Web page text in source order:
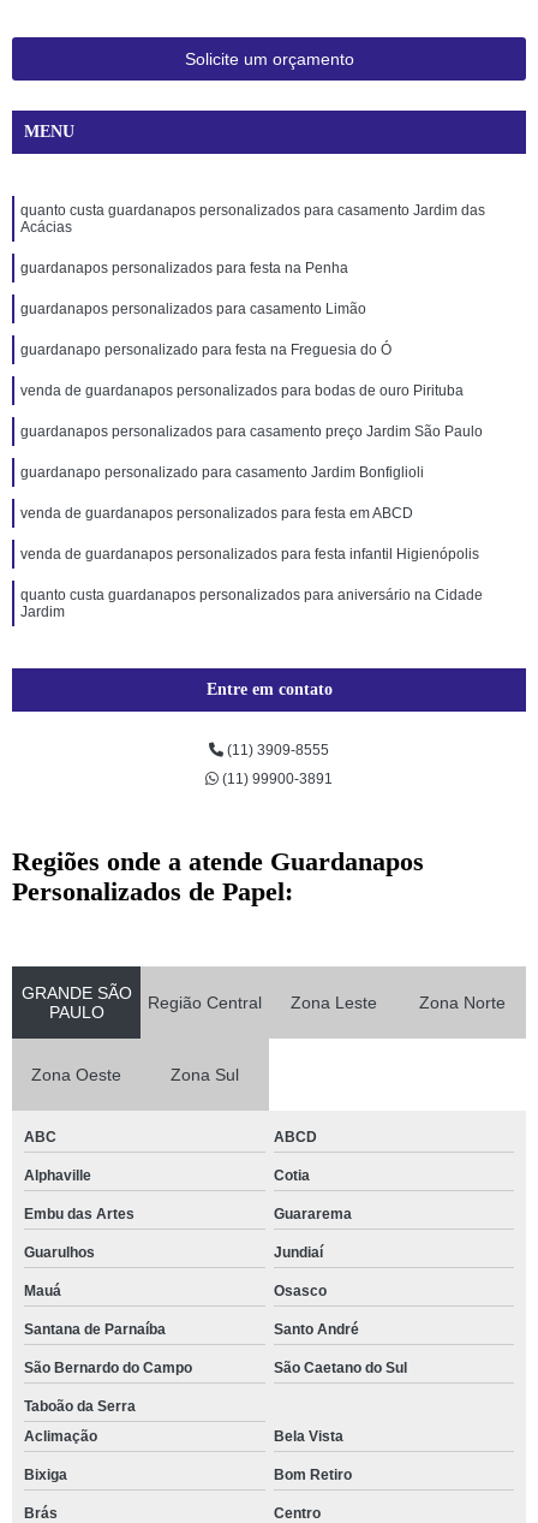
Solicite um orçamento
MENU
quanto custa guardanapos personalizados para casamento Jardim das
Acácias
guardanapos personalizados para festa na Penha
guardanapos personalizados para casamento Limão
guardanapo personalizado para festa na Freguesia do Ó
venda de guardanapos personalizados para bodas de ouro Pirituba
guardanapos personalizados para casamento preço Jardim São Paulo
guardanapo personalizado para casamento Jardim Bonfiglioli
venda de guardanapos personalizados para festa em ABCD
venda de guardanapos personalizados para festa infantil Higienópolis
quanto custa guardanapos personalizados para aniversário na Cidade
Jardim
Entre em contato
(11) 3909-8555
(11) 99900-3891
Regiões onde a atende Guardanapos
Personalizados de Papel:
GRANDE SÃO
PAULO
Região Central Zona Leste Zona Norte
Zona Oeste Zona Sul
ABC ABCD
Alphaville Cotia
Embu das Artes Guararema
Guarulhos Jundiaí
Mauá Osasco
Santana de Parnaíba Santo André
São Bernardo do Campo São Caetano do Sul
Taboão da Serra
Aclimação
Bela Vista
Bixiga Bom Retiro
Brás Centro